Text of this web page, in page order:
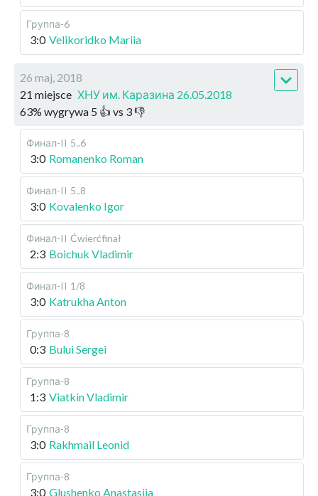
Группа-6
3:0 Velikoridko Mariia
26 maj, 2018
21 miejsce ХНУ им. Каразина 26.05.2018
63% wygrywa 5 👍 vs 3👎
Финал-II 5..6
3:0 Romanenko Roman
Финал-II 5..8
3:0 Kovalenko Igor
Финал-II Ćwierćfinał
2:3 Boichuk Vladimir
Финал-II 1/8
3:0 Katrukha Anton
Группа-8
0:3 Bului Sergei
Группа-8
1:3 Viatkin Vladimir
Группа-8
3:0 Rakhmail Leonid
Группа-8
3:0 Glushenko Anastasiia